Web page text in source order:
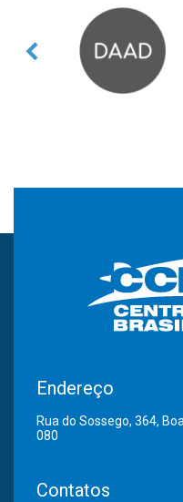
Endereço
Rua do Sossego, 364,
080
Contatos